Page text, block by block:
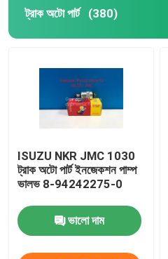
ট্রাক অটো পার্ট (380)
ISUZU NKR JMC 1030
ট্রাক অটো পার্ট ইনজেকশন পাম্প
ভালভ 8-94242275-0
ভালো দাম